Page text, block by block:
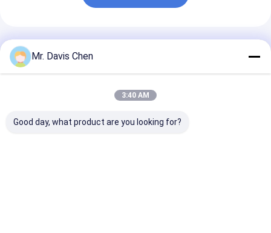
अनुशंसित उत्पाद
Mr. Davis Chen
3:40 AM
Good day, what product are you looking for?